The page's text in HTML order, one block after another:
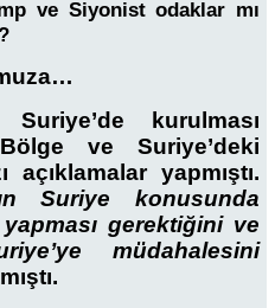
ve Siyonist odaklar mı
kurulması
ve Suriye’deki
yapmıştı.
Suriye konusunda
gerektiğini ve
müdahalesini